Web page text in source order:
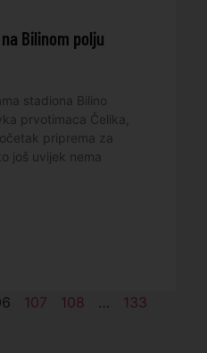
Bilinom polju
stadiona Bilino
prvotimaca Čelika,
priprema za
još uvijek nema
107 108 … 133